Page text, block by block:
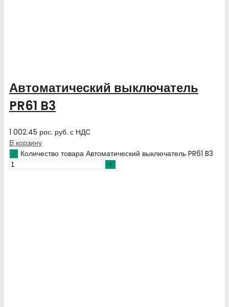
Автоматический выключатель
PR61 B3
1 002.45 рос. руб. с НДС
В корзину
Количество товара Автоматический выключатель PR61 B3